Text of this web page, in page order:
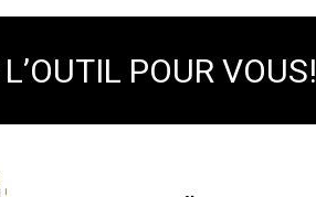
POUR VOUS!